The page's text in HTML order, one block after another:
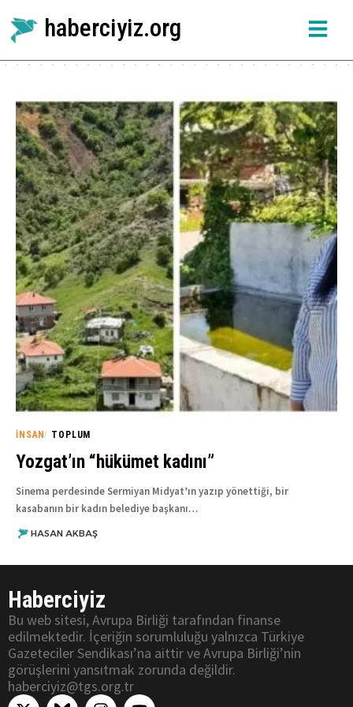
haberciyiz.org
Etiket:Kırımoluk
İNSAN TOPLUM
Yozgat’ın “hükümet kadını”
Sinema perdesinde Sermiyan Midyat’ın yazıp yönettiği, bir
kasabanın bir kadın belediye başkanı…
HASAN AKBAŞ
Haberciyiz
Bu web sitesi, Avrupa Birliği tarafından finanse
edilmektedir. İçeriğin sorumluluğu yalnızca Türkiye
Gazeteciler Sendikası’na aittir ve Avrupa Birliği’nin
görüşlerini yansıtmak zorunda değildir.
haberciyiz@tgs.org.tr